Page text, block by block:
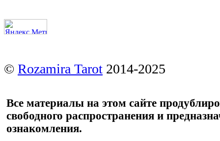
© Rozamira Tarot 2014-2025
Все материалы на этом сайте
свободного распространения и
ознакомления.